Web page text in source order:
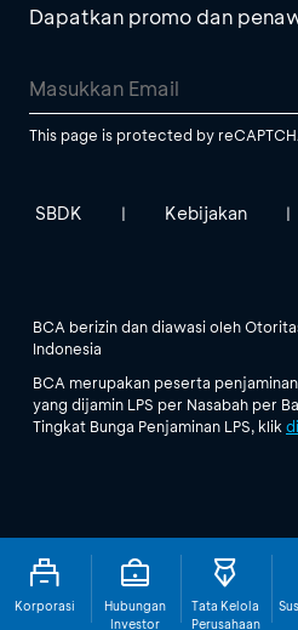
Korporasi
Hubungan
Investor
Tata Kelola
Perusahaan
Dapatkan promo dan
This page is protected by
SBDK | Kebijakan |
BCA berizin dan diawasi oleh
Indonesia
BCA merupakan peserta
yang dijamin LPS per Nasabah per
Tingkat Bunga Penjaminan LPS, klik